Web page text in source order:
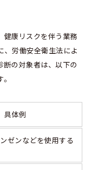
健康リスクを伴う業務
、労働安全衛生法によ
断の対象者は、以下の
具体例
ゼンなどを使用する